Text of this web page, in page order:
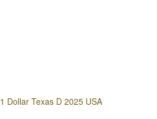
1 Dollar Texas D 2025 USA